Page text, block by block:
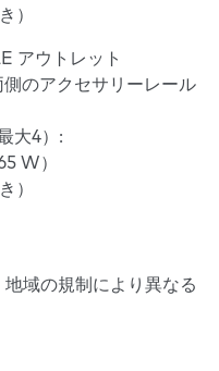
）
アウトレット
のアクセサリーレール
大4）:
W）
）
域の規制により異なる